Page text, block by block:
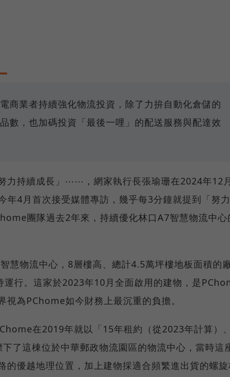
商業者持續強化物流投資，除了力拚自動化倉儲的
數，也加碼投資「最後一哩」的配送服務與配達效
力持續成長」⋯⋯，網家執行長張瑜珊在2024年12
年4月首次接受媒體專訪，幾乎每3分鐘就提到「努
團隊過去2年來，持續優化林口A7智慧物流中心
慧物流中心，8層樓高、總計4.5萬坪樓地板面積的
運行。這家於2023年10月全面啟用的建物，是
為PChome如今財務上最沉重的負擔。
在2019年就以「15年租約（從2023年計算）
了這棟位於中華郵政物流園區的物流中心，當時這
的優越地理位置，加上建物採適合頻繁進出貨的螺